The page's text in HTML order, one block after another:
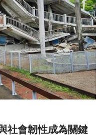
社會韌性成為關鍵